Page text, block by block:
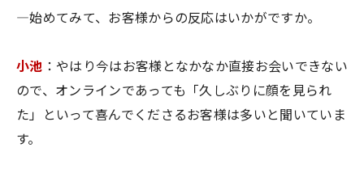
―始めてみて、お客様からの反応はいかがですか。
小池 ：やはり今はお客様となかなか直接お会いできない
ので、オンラインであっても「久しぶりに顔を見られ
た」といって喜んでくださるお客様は多いと聞いていま
す。